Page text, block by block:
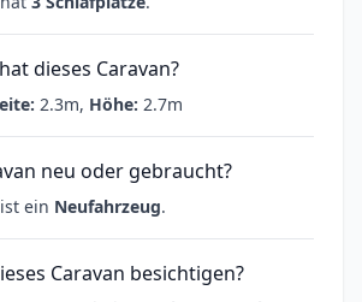
dieses Caravan?
2.3m, Höhe: 2.7m
neu oder gebraucht?
ein Neufahrzeug.
Caravan besichtigen?